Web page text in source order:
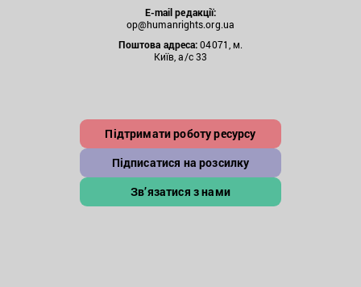
E-mail редакції:
op@humanrights.org.ua
Поштова адреса:04071, м.
Київ, а/с 33
Підтримати роботу ресурсу
Підписатися на розсилку
Зв’язатися з нами